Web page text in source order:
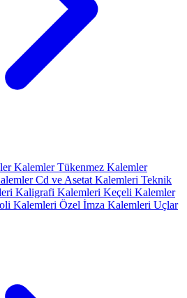
KalemlerTükenmez Kalemler
Cd ve Asetat Kalemleri Teknik
Kaligrafi Kalemleri Keçeli Kalemler
Kalemleri Özel İmza Kalemleri Uçlar